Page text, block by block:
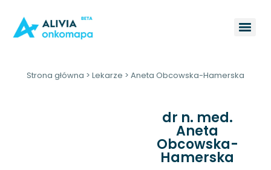
Strona główna > Lekarze > Aneta Obcowska-Hamerska
dr n. med.
Aneta
Obcowska-
Hamerska